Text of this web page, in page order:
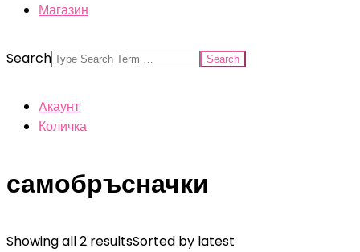
Магазин
Search
Aкаунт
Количка
самобръсначки
Showing all 2 resultsSorted by latest